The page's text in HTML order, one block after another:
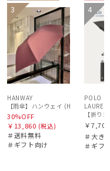
ラワザ）プレーン58 耐風 大きめ
】ポロ ラルフ ローレン (POLO
セー
ル
送料無
料
ギフト
向け
WOME
N
3
HANWAY
【雨傘】ハンウェイ
30%OFF
￥13,860 (税込)
＃送料無料
＃ギフト向け
ギフト
向け
4
POLO
LAUREN
【折り
￥7,700
＃大き
＃ギフ